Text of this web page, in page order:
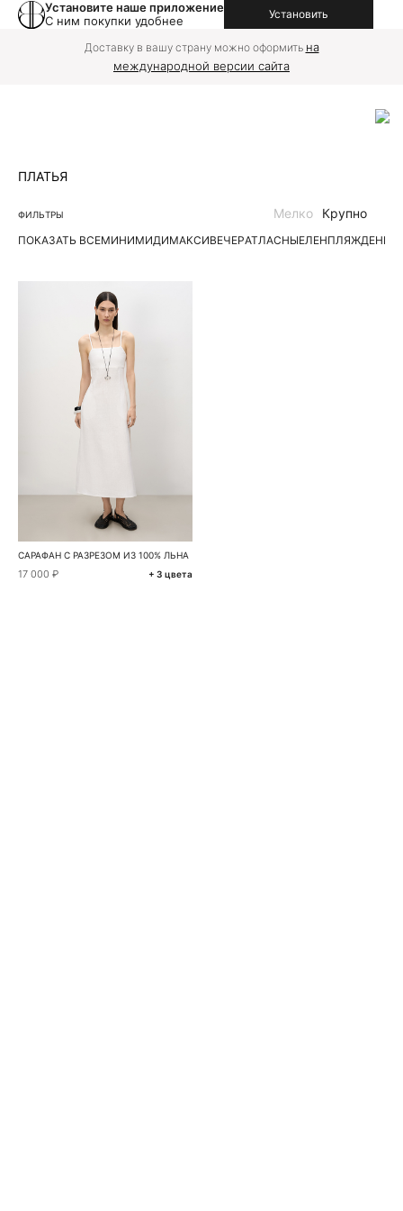
Установите наше приложение
С ним покупки удобнее
Установить
Доставку в вашу страну можно оформить на
международной версии сайта
ПЛАТЬЯ
ФИЛЬТРЫ
ПОКАЗАТЬ ВСЕМИНИМИДИМАКСИВЕЧЕРАТЛАСНЫЕЛЕНПЛЯЖДЕНИМ
Мелко Крупно
САРАФАН С РАЗРЕЗОМ ИЗ 100% ЛЬНА
17 000 ₽ + 3 цвета